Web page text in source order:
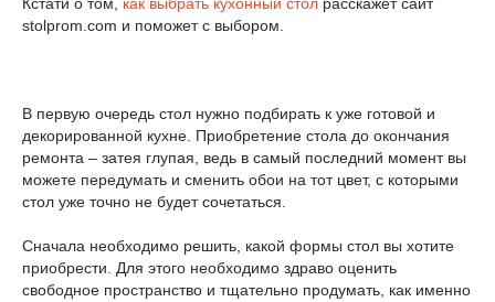
stolprom.com и поможет с выбором.
В первую очередь стол нужно подбирать к уже готовой и
декорированной кухне. Приобретение стола до окончания
ремонта – затея глупая, ведь в самый последний момент вы
можете передумать и сменить обои на тот цвет, с которыми
стол уже точно не будет сочетаться.
Сначала необходимо решить, какой формы стол вы хотите
приобрести. Для этого необходимо здраво оценить
свободное пространство и тщательно продумать, как именно